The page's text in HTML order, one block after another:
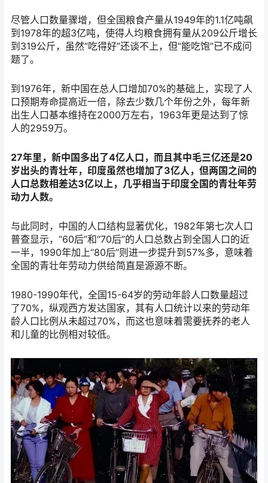
尽管人口数量骤增，但全国粮食产量从1949年的1.1亿吨飙
到1978年的超3亿吨，使得人均粮食拥有量从209公斤增长
到319公斤，虽然“吃得好”还谈不上，但“能吃饱”已不成问
题了。
到1976年，新中国在总人口增加70%的基础上，实现了人
口预期寿命提高近一倍，除去少数几个年份之外，每年新
出生人口基本维持在2000万左右，1963年更是达到了惊
人的2959万。
27年里，新中国多出了4亿人口，而且其中毛三亿还是20
岁出头的青壮年，印度虽然也增加了3亿人，但两国之间的
人口总数相差达3亿以上，几乎相当于印度全国的青壮年劳
动力人数。
与此同时，中国的人口结构显著优化，1982年第七次人口
普查显示，“60后”和“70后”的人口总数占到全国人口的近
一半，1990年加上“80后”则进一步提升到57%多，意味着
全国的青壮年劳动力供给简直是源源不断。
1980-1990年代，全国15-64岁的劳动年龄人口数量超过
了70%，纵观西方发达国家，其有人口统计以来的劳动年
龄人口比例从未超过70%，而这也意味着需要抚养的老人
和儿童的比例相对较低。